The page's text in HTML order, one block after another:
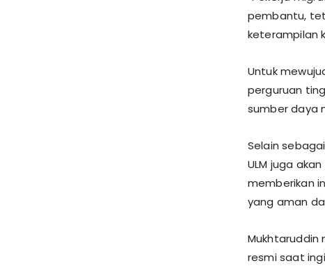
pembantu,
keterampilan
Untuk
perguruan
sumber daya
Selain
ULM juga
memberikan
yang aman
Mukhtaruddin
resmi saat